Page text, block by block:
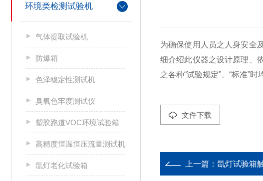
环境类检测试验机
气体提取试验机
防爆箱
色泽稳定性测试机
臭氧色牢度测试仪
塑胶跑道VOC环境试验箱
高精度恒温恒压流量测试机
氙灯老化试验箱
为确保使用人员之人身安全
细介绍此仪器之设计原理、
之各种“试验规定”、“标准”
文件下载
上一篇： 氙灯试验箱